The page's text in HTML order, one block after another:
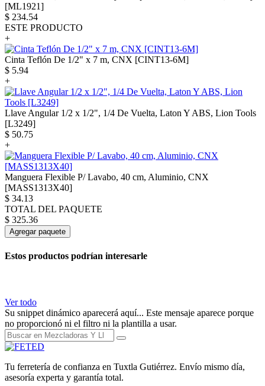
[ML1921]
$ 234.54
ESTE PRODUCTO
+
Cinta Teflón De 1/2" x 7 m, CNX [CINT13-6M]
$ 5.94
+
Llave Angular 1/2 x 1/2", 1/4 De Vuelta, Laton Y ABS, Lion Tools
[L3249]
$ 50.75
+
Manguera Flexible P/ Lavabo, 40 cm, Aluminio, CNX
[MASS1313X40]
$ 34.13
TOTAL DEL PAQUETE
$ 325.36
Agregar paquete
Estos productos podrían interesarle
Ver todo
Su snippet dinámico aparecerá aquí... Este mensaje aparece porque
no proporcionó ni el filtro ni la plantilla a usar.
Tu ferretería de confianza en Tuxtla Gutiérrez. Envío mismo día,
asesoría experta y garantía total.